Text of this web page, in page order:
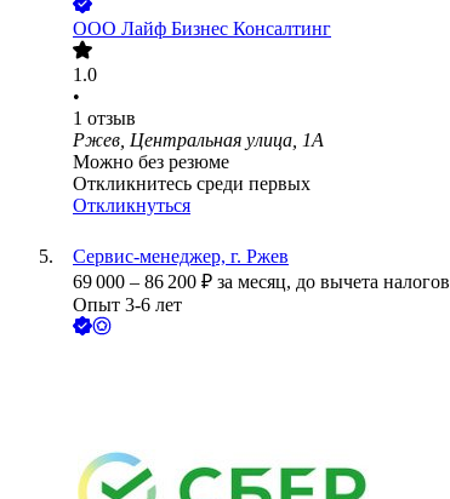
ООО Лайф Бизнес Консалтинг
1.0
•
1 отзыв
Ржев, Центральная улица, 1А
Можно без резюме
Откликнитесь среди первых
Откликнуться
Сервис-менеджер, г. Ржев
69 000 – 86 200 ₽ за месяц, до вычета налогов
Опыт 3-6 лет